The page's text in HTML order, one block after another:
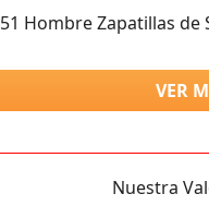
Hombre Zapatillas
VER
Nuestra